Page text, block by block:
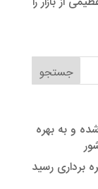
و به بهره
برداری رسید